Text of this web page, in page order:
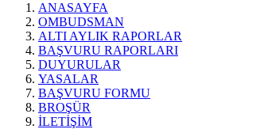
ANASAYFA
OMBUDSMAN
ALTI AYLIK RAPORLAR
BAŞVURU RAPORLARI
DUYURULAR
YASALAR
BAŞVURU FORMU
BROŞÜR
İLETİŞİM